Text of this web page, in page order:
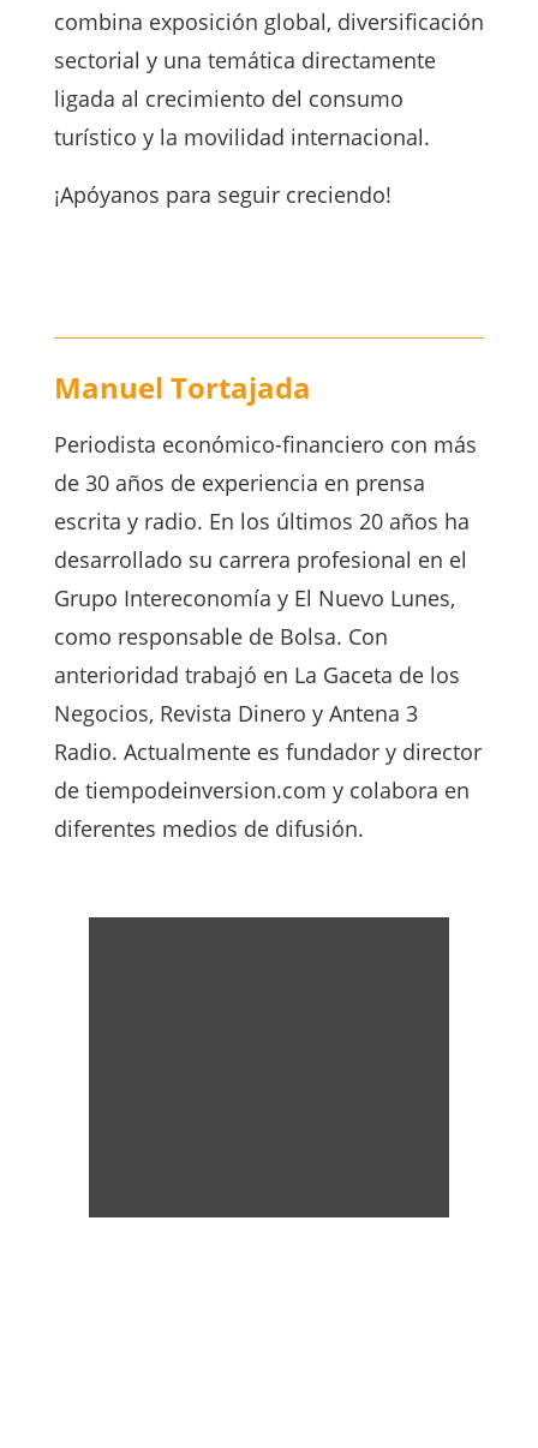
combina exposición global, diversificación
sectorial y una temática directamente
ligada al crecimiento del consumo
turístico y la movilidad internacional.
¡Apóyanos para seguir creciendo!
Manuel Tortajada
Periodista económico-financiero con más
de 30 años de experiencia en prensa
escrita y radio. En los últimos 20 años ha
desarrollado su carrera profesional en el
Grupo Intereconomía y El Nuevo Lunes,
como responsable de Bolsa. Con
anterioridad trabajó en La Gaceta de los
Negocios, Revista Dinero y Antena 3
Radio. Actualmente es fundador y director
de tiempodeinversion.com y colabora en
diferentes medios de difusión.